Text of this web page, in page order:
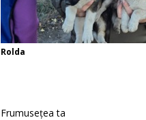
Rolda
Frumusețea ta